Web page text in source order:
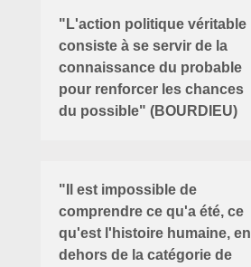
"L'action politique véritable
consiste à se servir de la
connaissance du probable
pour renforcer les chances
du possible" (BOURDIEU)
"Il est impossible de
comprendre ce qu'a été, ce
qu'est l'histoire humaine, en
dehors de la catégorie de